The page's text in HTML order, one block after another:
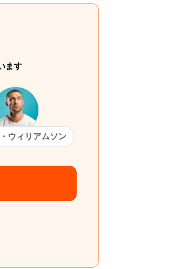
ます
ウィリアムソン